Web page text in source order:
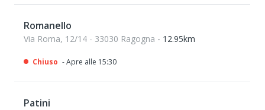
Romanello
Via Roma, 12/14 - 33030 Ragogna - 12.95km
Chiuso - Apre alle 15:30
Patini